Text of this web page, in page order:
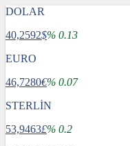
DOLAR
40,2592$% 0.13
EURO
46,7280€% 0.07
STERLİN
53,9463£% 0.2